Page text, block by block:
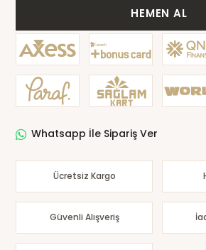
HEMEN AL
Whatsapp İle Sipariş Ver
Ücretsiz Kargo
Güvenli Alışveriş